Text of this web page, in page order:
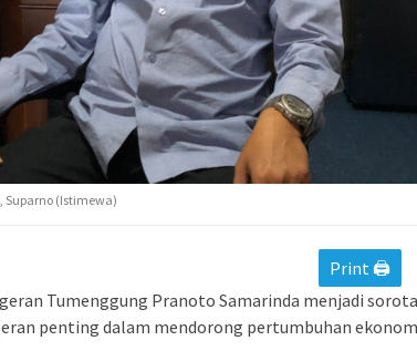
Suparno (Istimewa)
Print 🖨
Tumenggung Pranoto Samarinda menjadi
penting dalam mendorong pertumbuhan